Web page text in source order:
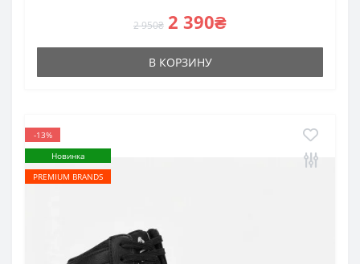
2 950₴ 2 390₴
В КОРЗИНУ
-13%
Новинка
PREMIUM BRANDS